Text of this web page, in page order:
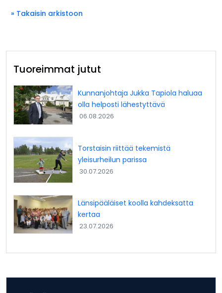
» Takaisin arkistoon
Tuoreimmat jutut
Kunnanjohtaja Jukka Tapiola haluaa
olla helposti lähestyttävä
06.08.2026
Torstaisin riittää tekemistä
yleisurheilun parissa
30.07.2026
Länsipääläiset koolla kahdeksatta
kertaa
23.07.2026